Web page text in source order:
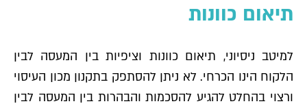
תיאום כוונות
למיטב ניסיוני, תיאום כוונות וציפיות בין המעסה לבין
הלקוח הינו הכרחי. לא ניתן להסתפק בתקנון מכון העיסוי
ורצוי בהחלט להגיע להסכמות והבהרות בין המעסה לבין